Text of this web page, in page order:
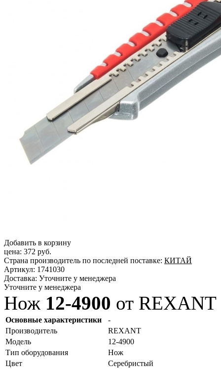
Добавить в корзину
цена: 372 руб.
Страна производитель по последней поставке: КИТАЙ
Артикул: 1741030
Доставка: Уточните у менеджера
Уточните у менеджера
Нож 12-4900 от REXANT
Основные характеристики
-
Производитель
REXANT
Модель
12-4900
Тип оборудования
Нож
Цвет
Серебристый